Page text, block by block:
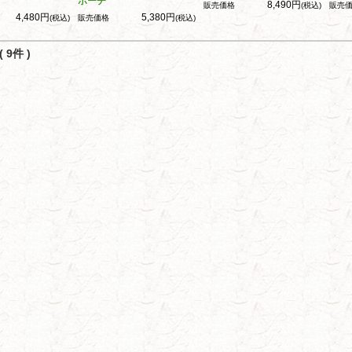
4,480円(税込) 販売価格 5,380円(税込)
販売価格 8,490円(税込) 販売
9件 )